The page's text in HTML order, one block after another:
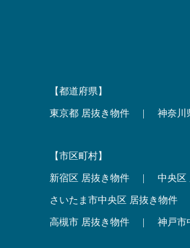
【都道府県】
東京都 居抜き物件 神奈川
【市区町村】
新宿区 居抜き物件 中央区
さいたま市中央区 居抜き物件
高槻市 居抜き物件 神戸市